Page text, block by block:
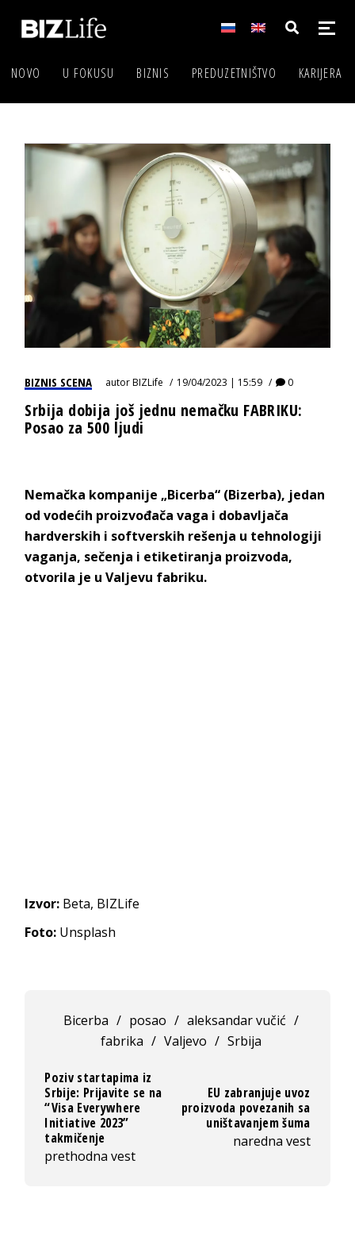
NOVO U FOKUSU BIZNIS PREDUZETNIŠTVO KARIJERA
BIZNIS SCENA autorBIZLife 19/04/2023 | 15:59 0
Srbija dobija još jednu nemačku FABRIKU:
Posao za 500 ljudi
Nemačka kompanije „Bicerba“ (Bizerba), jedan
od vodećih proizvođača vaga i dobavljača
hardverskih i softverskih rešenja u tehnologiji
vaganja, sečenja i etiketiranja proizvoda,
otvorila je u Valjevu fabriku.
Izvor: Beta, BIZLife
Foto: Unsplash
Bicerba / posao / aleksandar vučić /
fabrika / Valjevo / Srbija
Poziv startapima iz
Srbije: Prijavite se na
“Visa Everywhere
Initiative 2023”
takmičenje
prethodna vest
EU zabranjuje uvoz
proizvoda povezanih sa
uništavanjem šuma
naredna vest